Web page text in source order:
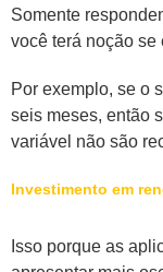
Somente
você terá noção se
Por exemplo, se o
seis meses, então
variável não são
Investimento em
Isso porque as